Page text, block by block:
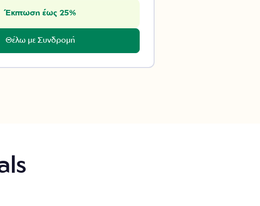
Έκπτωση έως 25%
Θέλω με Συνδρομή